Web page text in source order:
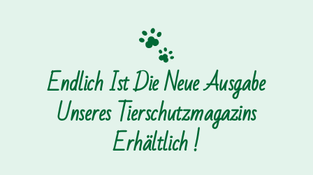
Endlich Ist Die Neue Ausgabe
Unseres Tierschutzmagazins
Erhältlich !